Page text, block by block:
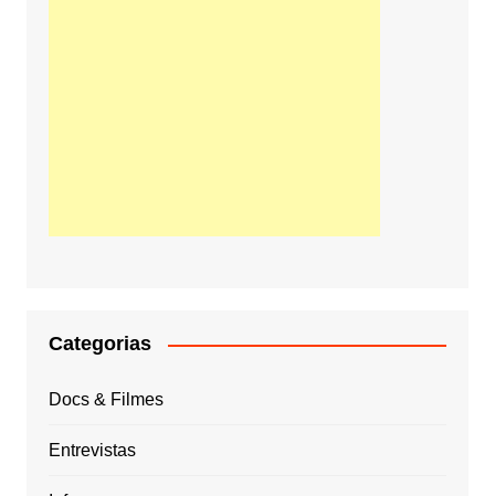
Categorias
Docs & Filmes
Entrevistas